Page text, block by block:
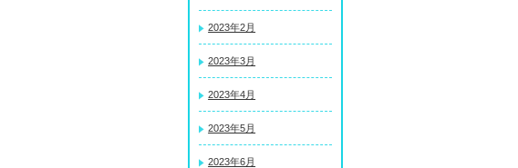
2023年2月
2023年3月
2023年4月
2023年5月
2023年6月